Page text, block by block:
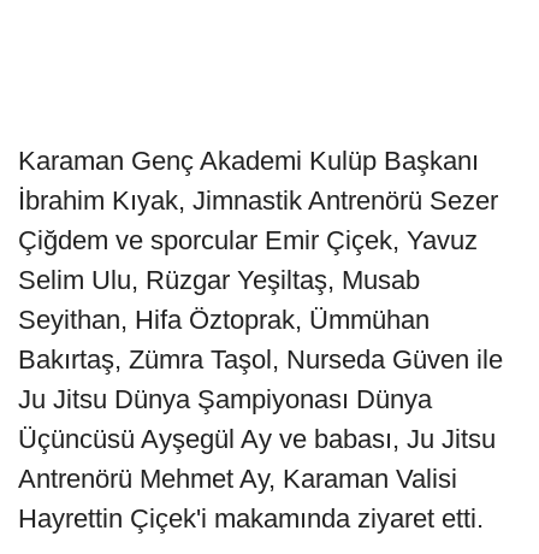
Karaman Genç Akademi Kulüp Başkanı
İbrahim Kıyak, Jimnastik Antrenörü Sezer
Çiğdem ve sporcular Emir Çiçek, Yavuz
Selim Ulu, Rüzgar Yeşiltaş, Musab
Seyithan, Hifa Öztoprak, Ümmühan
Bakırtaş, Zümra Taşol, Nurseda Güven ile
Ju Jitsu Dünya Şampiyonası Dünya
Üçüncüsü Ayşegül Ay ve babası, Ju Jitsu
Antrenörü Mehmet Ay, Karaman Valisi
Hayrettin Çiçek'i makamında ziyaret etti.